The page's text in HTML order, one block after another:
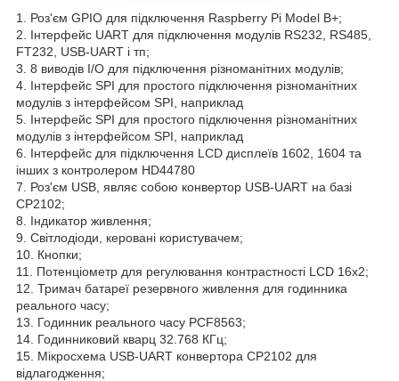
1. Роз'єм GPIO для підключення Raspberry Pi Model B+;
2. Інтерфейс UART для підключення модулів RS232, RS485,
FT232, USB-UART і тп;
3. 8 виводів I/O для підключення різноманітних модулів;
4. Інтерфейс SPI для простого підключення різноманітних
модулів з інтерфейсом SPI, наприклад
5. Інтерфейс SPI для простого підключення різноманітних
модулів з інтерфейсом SPI, наприклад
6. Інтерфейс для підключення LCD дисплеїв 1602, 1604 та
інших з контролером HD44780
7. Роз'єм USB, являє собою конвертор USB-UART на базі
CP2102;
8. Індикатор живлення;
9. Світлодіоди, керовані користувачем;
10. Кнопки;
11. Потенціометр для регулювання контрастності LCD 16x2;
12. Тримач батареї резервного живлення для годинника
реального часу;
13. Годинник реального часу PCF8563;
14. Годинниковий кварц 32.768 КГц;
15. Мікросхема USB-UART конвертора CP2102 для
відлагодження;